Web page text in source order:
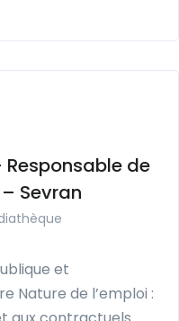
de
Sevran
et
Nature de l’emploi :